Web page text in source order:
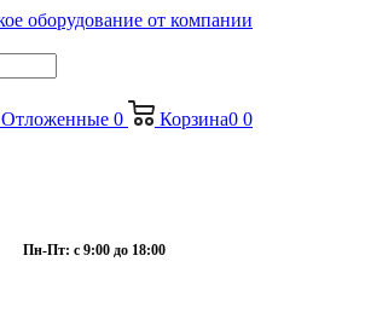
Отложенные 0 Корзина0 0
Пн-Пт: с 9:00 до 18:00